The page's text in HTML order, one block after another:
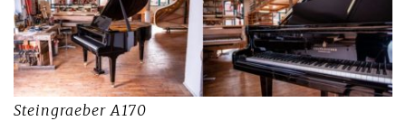
Steingraeber A170